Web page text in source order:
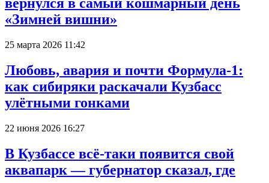
«Зимней вишни»
25 марта 2026 11:42
Любовь, авария и почти Формула-1:
как сибиряки раскачали Кузбасс
улётными гонками
22 июня 2026 16:27
В Кузбассе всё-таки появится свой
аквапарк — губернатор сказал, где